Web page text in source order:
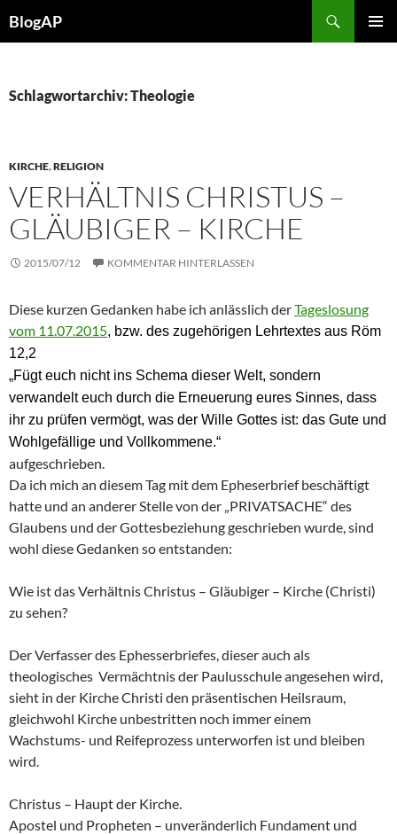
Inhalt
BlogAP
Schlagwortarchiv: Theologie
KIRCHE,RELIGION
VERHÄLTNIS CHRISTUS –
GLÄUBIGER – KIRCHE
2015/07/12 KOMMENTAR HINTERLASSEN
Diese kurzen Gedanken habe ich anlässlich derTageslosung
vom 11.07.2015, bzw. des zugehörigen Lehrtextes aus Röm
12,2
„Fügt euch nicht ins Schema dieser Welt, sondern
verwandelt euch durch die Erneuerung eures Sinnes, dass
ihr zu prüfen vermögt, was der Wille Gottes ist: das Gute und
Wohlgefällige und Vollkommene.“
aufgeschrieben.
Da ich mich an diesem Tag mit dem Epheserbrief beschäftigt
hatte und an anderer Stelle von der „PRIVATSACHE“ des
Glaubens und der Gottesbeziehung geschrieben wurde, sind
wohl diese Gedanken so entstanden:
Wie ist das Verhältnis Christus – Gläubiger – Kirche (Christi)
zu sehen?
Der Verfasser des Ephesserbriefes, dieser auch als
theologisches Vermächtnis der Paulusschule angesehen wird,
sieht in der Kirche Christi den präsentischen Heilsraum,
gleichwohl Kirche unbestritten noch immer einem
Wachstums- und Reifeprozess unterworfen ist und bleiben
wird.
Christus – Haupt der Kirche.
Apostel und Propheten – unveränderlich Fundament und